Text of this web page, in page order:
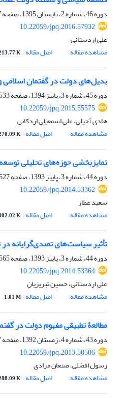
دوره 46، شماره 2، تابستان 1395، صفحه
10.22059/jpq.2016.57932
علی اردستانی
مشاهده مقاله
اصل مقاله K
بدیل‌های دولت در گفتمان اسلامی
دوره 45، شماره 3، پاییز 1394، صفحه
550
10.22059/jpq.2015.55575
هادی آجیلی، علی اسمعیلی اردکانی
مشاهده مقاله
اصل مقاله K
تمایزبخشی حوزه‌های تحلیلی
دوره 44، شماره 3، پاییز 1393، صفحه
546
10.22059/jpq.2014.53362
سعید عطار
مشاهده مقاله
اصل مقاله K
تأثیر سیاست‌های تصدی‌گرایانه
دوره 44، شماره 3، پاییز 1393، صفحه
586
10.22059/jpq.2014.53364
علی اردستانی، حسین تبریزیان
مشاهده مقاله
اصل مقاله 1.01 M
مطالعۀ تطبیقی مفهوم دولت در
دوره 43، شماره 4، زمستان 1392، صفحه
10.22059/jpq.2013.50506
رسول افضلی، صنعان مرادی
مشاهده مقاله
اصل مقاله K